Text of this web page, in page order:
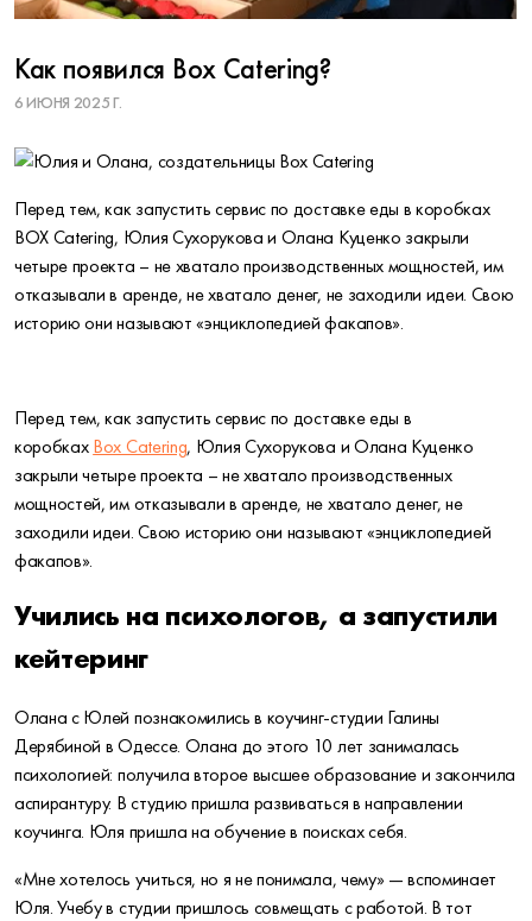
Как появился Box Catering?
6 ИЮНЯ 2025 Г.
Перед тем, как запустить сервис по доставке еды в коробках
BOX Catering, Юлия Сухорукова и Олана Куценко закрыли
четыре проекта – не хватало производственных мощностей, им
отказывали в аренде, не хватало денег, не заходили идеи. Свою
историю они называют «энциклопедией факапов».
Перед тем, как запустить сервис по доставке еды в
коробках Box Catering, Юлия Сухорукова и Олана Куценко
закрыли четыре проекта – не хватало производственных
мощностей, им отказывали в аренде, не хватало денег, не
заходили идеи. Свою историю они называют «энциклопедией
факапов».
Учились на психологов, а запустили
кейтеринг
Олана с Юлей познакомились в коучинг-студии Галины
Дерябиной в Одессе. Олана до этого 10 лет занималась
психологией: получила второе высшее образование и закончила
аспирантуру. В студию пришла развиваться в направлении
коучинга. Юля пришла на обучение в поисках себя.
«Мне хотелось учиться, но я не понимала, чему» — вспоминает
Юля. Учебу в студии пришлось совмещать с работой. В тот